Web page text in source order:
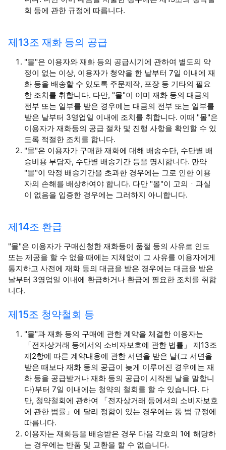
회 등에 관한 규정에 따릅니다.
제13조 재화 등의 공급
"몰"은 이용자와 재화 등의 공급시기에 관하여 별도의 약
정이 없는 이상, 이용자가 청약을 한 날부터 7일 이내에 재
화 등을 배송할 수 있도록 주문제작, 포장 등 기타의 필요
한 조치를 취합니다. 다만, "몰"이 이미 재화 등의 대금의
전부 또는 일부를 받은 경우에는 대금의 전부 또는 일부를
받은 날부터 3영업일 이내에 조치를 취합니다. 이때 "몰"은
이용자가 재화등의 공급 절차 및 진행 사항을 확인할 수 있
도록 적절한 조치를 합니다.
"몰"은 이용자가 구매한 재화에 대해 배송수단, 수단별 배
송비용 부담자, 수단별 배송기간 등을 명시합니다. 만약
"몰"이 약정 배송기간을 초과한 경우에는 그로 인한 이용
자의 손해를 배상하여야 합니다. 다만 "몰"이 고의ㆍ과실
이 없음을 입증한 경우에는 그러하지 아니합니다.
제14조 환급
"몰"은 이용자가 구매신청한 재화등이 품절 등의 사유로 인도
또는 제공을 할 수 없을 때에는 지체없이 그 사유를 이용자에게
통지하고 사전에 재화 등의 대금을 받은 경우에는 대금을 받은
날부터 3영업일 이내에 환급하거나 환급에 필요한 조치를 취합
니다.
제15조 청약철회 등
"몰"과 재화 등의 구매에 관한 계약을 체결한 이용자는
「전자상거래 등에서의 소비자보호에 관한 법률」 제13조
제2항에 따른 계약내용에 관한 서면을 받은 날(그 서면을
받은 때보다 재화 등의 공급이 늦게 이루어진 경우에는 재
화 등을 공급받거나 재화 등의 공급이 시작된 날을 말합니
다)부터 7일 이내에는 청약의 철회를 할 수 있습니다. 다
만, 청약철회에 관하여 「전자상거래 등에서의 소비자보호
에 관한 법률」에 달리 정함이 있는 경우에는 동 법 규정에
따릅니다.
이용자는 재화등을 배송받은 경우 다음 각호의 1에 해당하
는 경우에는 반품 및 교환을 할 수 없습니다.